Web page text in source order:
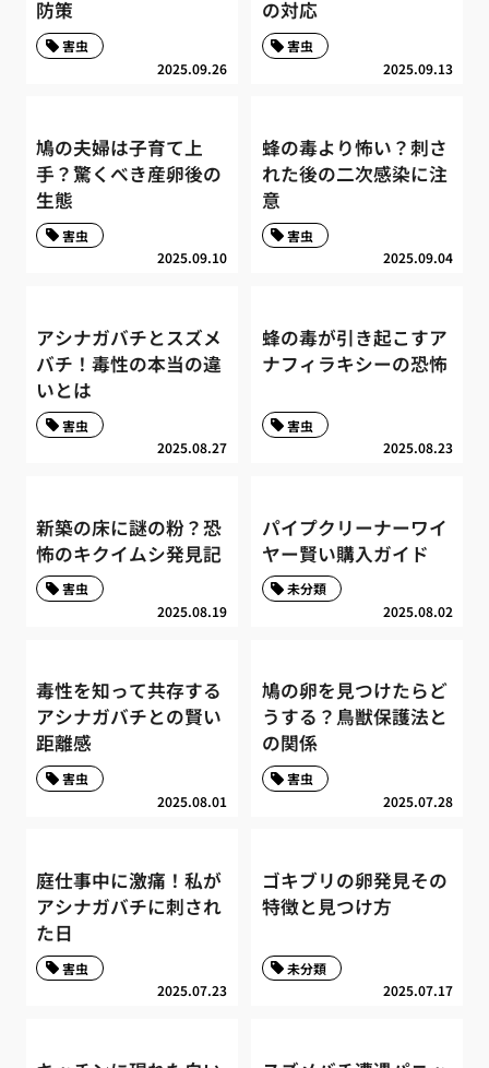
防策
2025.09.26
害虫
の対応
2025.09.13
害虫
鳩の夫婦は子育て上
手？驚くべき産卵後の
生態
2025.09.10
害虫
蜂の毒より怖い？刺さ
れた後の二次感染に注
意
2025.09.04
害虫
アシナガバチとスズメ
バチ！毒性の本当の違
いとは
2025.08.27
害虫
蜂の毒が引き起こすア
ナフィラキシーの恐怖
2025.08.23
害虫
新築の床に謎の粉？恐
怖のキクイムシ発見記
2025.08.19
害虫
パイプクリーナーワイ
ヤー賢い購入ガイド
2025.08.02
未分類
毒性を知って共存する
アシナガバチとの賢い
距離感
2025.08.01
害虫
鳩の卵を見つけたらど
うする？鳥獣保護法と
の関係
2025.07.28
害虫
庭仕事中に激痛！私が
アシナガバチに刺され
た日
2025.07.23
害虫
ゴキブリの卵発見その
特徴と見つけ方
2025.07.17
未分類